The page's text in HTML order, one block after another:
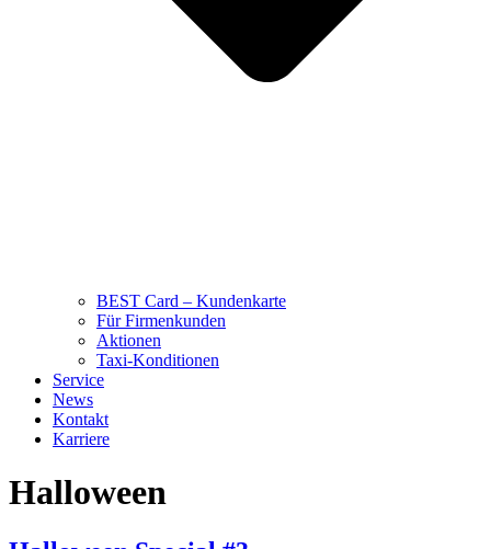
BEST Card – Kundenkarte
Für Firmenkunden
Aktionen
Taxi-Konditionen
Service
News
Kontakt
Karriere
Halloween